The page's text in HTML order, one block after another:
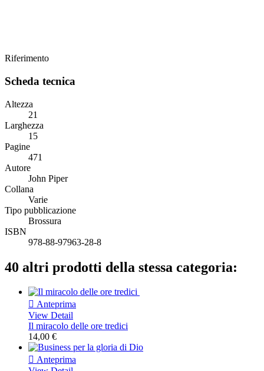
Riferimento
Scheda tecnica
Altezza
21
Larghezza
15
Pagine
471
Autore
John Piper
Collana
Varie
Tipo pubblicazione
Brossura
ISBN
978-88-97963-28-8
40 altri prodotti della stessa categoria:
 Anteprima
View Detail
Il miracolo delle ore tredici
14,00 €
 Anteprima